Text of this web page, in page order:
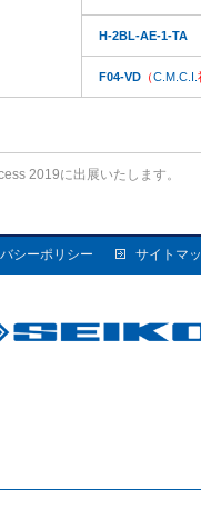
H-2BL-AE-1-TA
F04-VD （C.M.C.I.
2019に出展いたします。
シーポリシー サイトマ